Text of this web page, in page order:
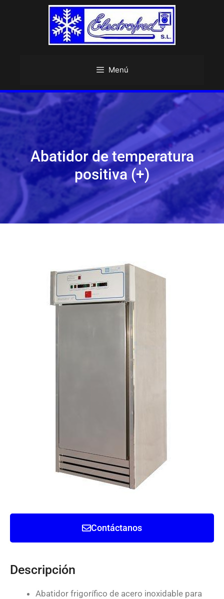
Menú
Abatidor de temperatura
positiva (+)
Contáctanos
Descripción
Abatidor frigorífico de acero inoxidable para